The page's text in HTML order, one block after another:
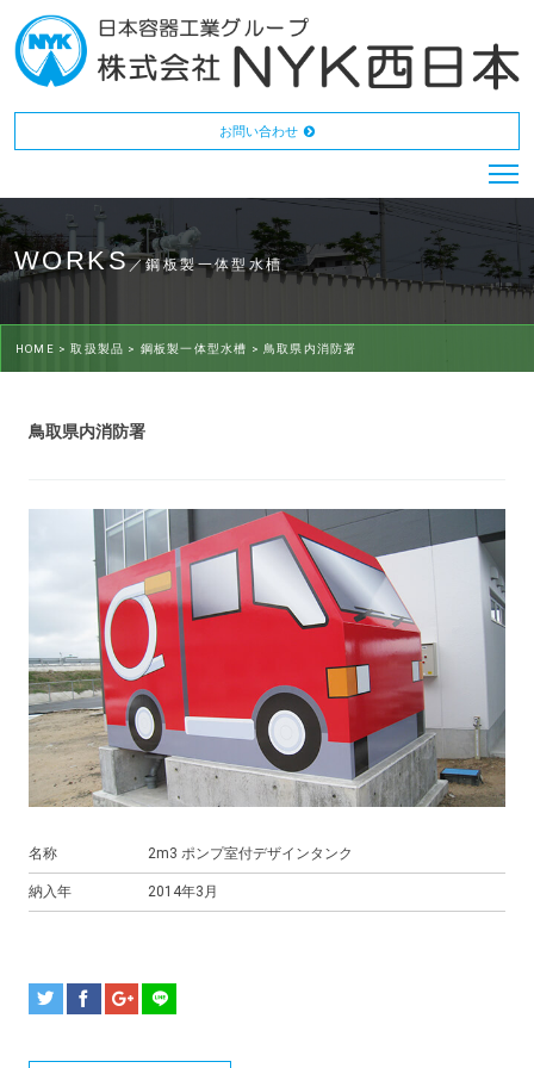
お問い合わせ
WORKS／鋼板製一体型水槽
HOME >取扱製品 > 鋼板製一体型水槽 >鳥取県内消防署
鳥取県内消防署
名称 2m3 ポンプ室付デザインタンク
納入年 2014年3月